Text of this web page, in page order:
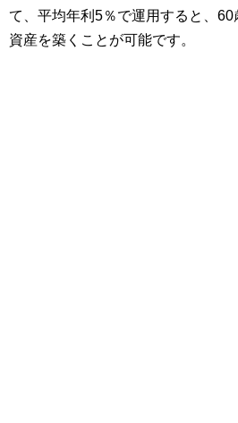
て、平均年利5％で運用すると、
資産を築くことが可能です。